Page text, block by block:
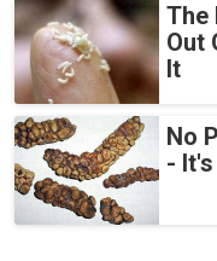
The
Out
It
No
-